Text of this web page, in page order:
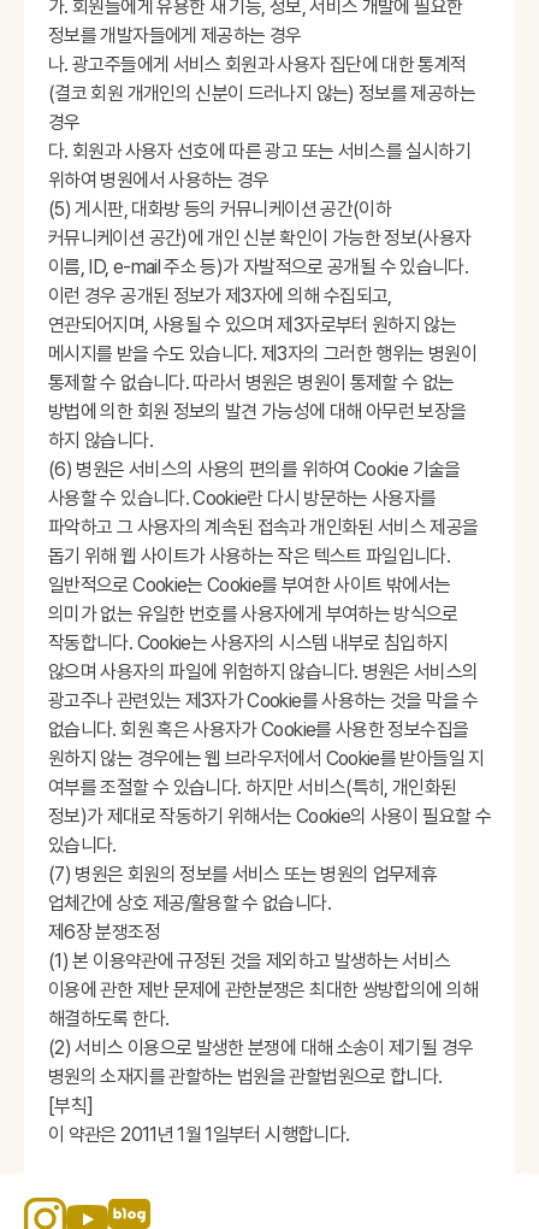
가. 회원들에게 유용한 새 기능, 정보, 서비스 개발에 필요한
정보를 개발자들에게 제공하는 경우
나. 광고주들에게 서비스 회원과 사용자 집단에 대한 통계적
(결코 회원 개개인의 신분이 드러나지 않는) 정보를 제공하는
경우
다. 회원과 사용자 선호에 따른 광고 또는 서비스를 실시하기
위하여 병원에서 사용하는 경우
(5) 게시판, 대화방 등의 커뮤니케이션 공간(이하
커뮤니케이션 공간)에 개인 신분 확인이 가능한 정보(사용자
이름, ID, e-mail 주소 등)가 자발적으로 공개될 수 있습니다.
이런 경우 공개된 정보가 제3자에 의해 수집되고,
연관되어지며, 사용될 수 있으며 제3자로부터 원하지 않는
메시지를 받을 수도 있습니다. 제3자의 그러한 행위는 병원이
통제할 수 없습니다. 따라서 병원은 병원이 통제할 수 없는
방법에 의한 회원 정보의 발견 가능성에 대해 아무런 보장을
하지 않습니다.
(6) 병원은 서비스의 사용의 편의를 위하여 Cookie 기술을
사용할 수 있습니다. Cookie란 다시 방문하는 사용자를
파악하고 그 사용자의 계속된 접속과 개인화된 서비스 제공을
돕기 위해 웹 사이트가 사용하는 작은 텍스트 파일입니다.
일반적으로 Cookie는 Cookie를 부여한 사이트 밖에서는
의미가 없는 유일한 번호를 사용자에게 부여하는 방식으로
작동합니다. Cookie는 사용자의 시스템 내부로 침입하지
않으며 사용자의 파일에 위험하지 않습니다. 병원은 서비스의
광고주나 관련있는 제3자가 Cookie를 사용하는 것을 막을 수
없습니다. 회원 혹은 사용자가 Cookie를 사용한 정보수집을
원하지 않는 경우에는 웹 브라우저에서 Cookie를 받아들일 지
여부를 조절할 수 있습니다. 하지만 서비스(특히, 개인화된
정보)가 제대로 작동하기 위해서는 Cookie의 사용이 필요할 수
있습니다.
(7) 병원은 회원의 정보를 서비스 또는 병원의 업무제휴
업체간에 상호 제공/활용할 수 없습니다.
제6장 분쟁조정
(1) 본 이용약관에 규정된 것을 제외하고 발생하는 서비스
이용에 관한 제반 문제에 관한분쟁은 최대한 쌍방합의에 의해
해결하도록 한다.
(2) 서비스 이용으로 발생한 분쟁에 대해 소송이 제기될 경우
병원의 소재지를 관할하는 법원을 관할법원으로 합니다.
[부칙]
이 약관은 2011년 1월 1일부터 시행합니다.